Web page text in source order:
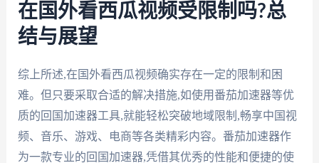
在国外看西瓜视频受限制吗?总
结与展望
综上所述,在国外看西瓜视频确实存在一定的限制和困
难。但只要采取合适的解决措施,如使用番茄加速器等优
质的回国加速器工具,就能轻松突破地域限制,畅享中国视
频、音乐、游戏、电商等各类精彩内容。番茄加速器作
为一款专业的回国加速器,凭借其优秀的性能和便捷的使